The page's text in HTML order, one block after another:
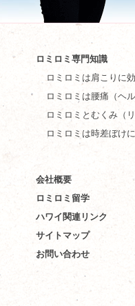
ロミロミ専門知識
ロミロミは肩こりに
ロミロミは腰痛（ヘ
ロミロミとむくみ（
ロミロミは時差ぼけ
会社概要
ロミロミ留学
ハワイ関連リンク
サイトマップ
お問い合わせ